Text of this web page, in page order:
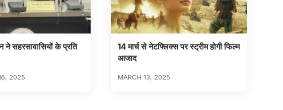
ने सहरसावासियों के प्रति
2025
14 मार्च से नेटफ्लिक्स पर स्ट्रीम होगी फिल्म
आजाद
MARCH 13, 2025